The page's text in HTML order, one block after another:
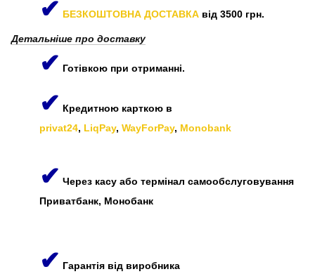
✔ БЕЗКОШТОВНА ДОСТАВКА від 3500 грн.
Детальніше про доставку
✔ Готівкою при отриманні.
✔ Кредитною карткою в
privat24, LiqPay, WayForPay, Monobank
✔ Через касу або термінал самообслуговування
Приватбанк, Монобанк
✔ Гарантія від виробника